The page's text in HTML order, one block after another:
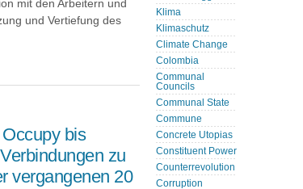
mit den Arbeitern und
und Vertiefung des
bis
zu
vergangenen 20
Klima
Klimaschutz
Climate Change
Colombia
Communal
Councils
Communal State
Commune
Concrete Utopias
Constituent Power
Counterrevolution
Corruption